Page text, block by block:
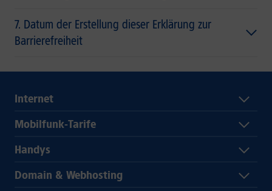
7. Datum der Erstellung dieser Erklärung zur
Barrierefreiheit
Internet
Mobilfunk-Tarife
Handys
Domain & Webhosting